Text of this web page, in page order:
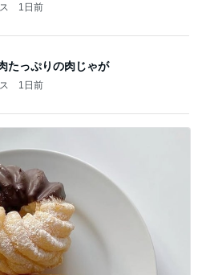
1日前
たっぷりの肉じゃが
1日前